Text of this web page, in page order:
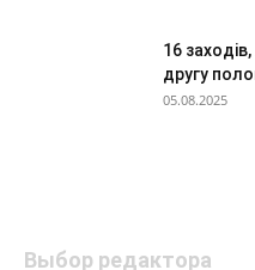
16
другу
05.08.2025
Выбор редактора